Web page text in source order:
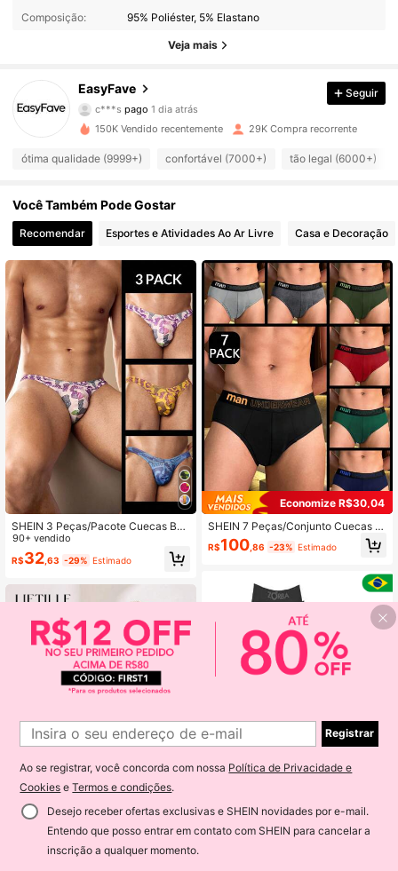
Composição:
95% Poliéster, 5% Elastano
Veja mais
EasyFave
64K Seguidores
4,91
64K Seguidores
c***s pago1 dia atrás
4,91 64K Seguidores
4,91 64K Seguidores
4,91 64K Seguidores
4,91 64K Seguidores
64K Seguidores
64K Seguidores
64K Seguidores
Seguir
150K Vendido recentemente 29K Compra recorrente
ótima qualidade (9999+) confortável (7000+) tão legal (6000+)
Você Também Pode Gostar
Recomendar Esportes e Atividades Ao Ar Livre Casa e Decoração
SHEIN 3 Peças/Pacote Cuecas Box
er Masculinas com Estampa de Cav
alo da Moda
90+ vendido
R$32,63 -29% Estimado
Economize R$9,78
Liftille
Economize R$30,04
SHEIN 7 Peças/Conjunto Cuecas E
stilo Minimalista e Elegante Masculi
nas, Adequadas para o Verão
R$100 ,86 -23% Estimado
Kit 10 Cuecas Box Boxer Zorba Sea
42% OFF! ADICIONAR AO CARRINHO
Registrar
Ao se registrar, você concorda com nossa Política de Privacidade e
Cookies eTermos e condições.
Desejo receber ofertas exclusivas e SHEIN novidades por e-mail.
Entendo que posso entrar em contato com SHEIN para cancelar a
inscrição a qualquer momento.